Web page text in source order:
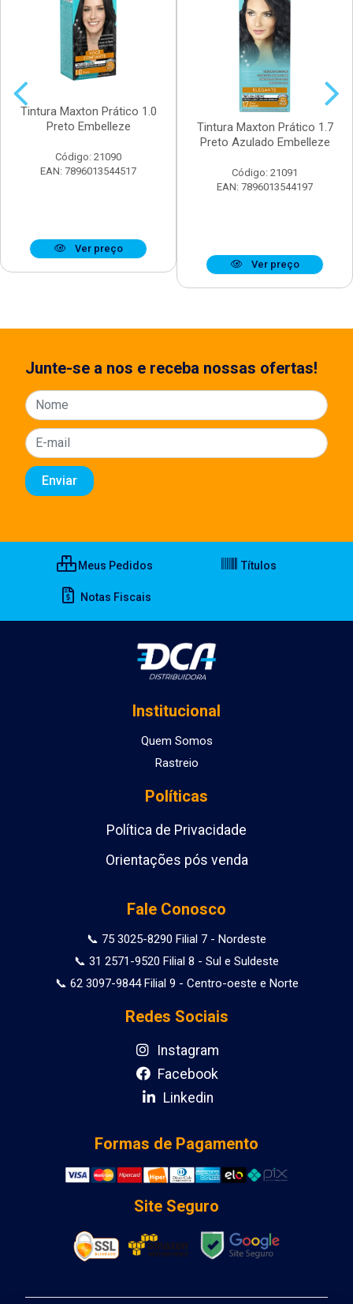
Tintura Maxton Prático 1.0
Preto Embelleze
Código: 21090
EAN: 7896013544517
Ver preço
Tintura Maxton Prático 1.7
Preto Azulado Embelleze
Código: 21091
EAN: 7896013544197
Ver preço
Junte-se a nos e receba nossas ofertas!
Meus Pedidos Títulos
Notas Fiscais
Institucional
Quem Somos
Rastreio
Políticas
Política de Privacidade
Orientações pós venda
Fale Conosco
📞 75 3025-8290 Filial 7 - Nordeste
📞 31 2571-9520 Filial 8 - Sul e Suldeste
📞 62 3097-9844 Filial 9 - Centro-oeste e Norte
Redes Sociais
Instagram
Facebook
Linkedin
Formas de Pagamento
Site Seguro